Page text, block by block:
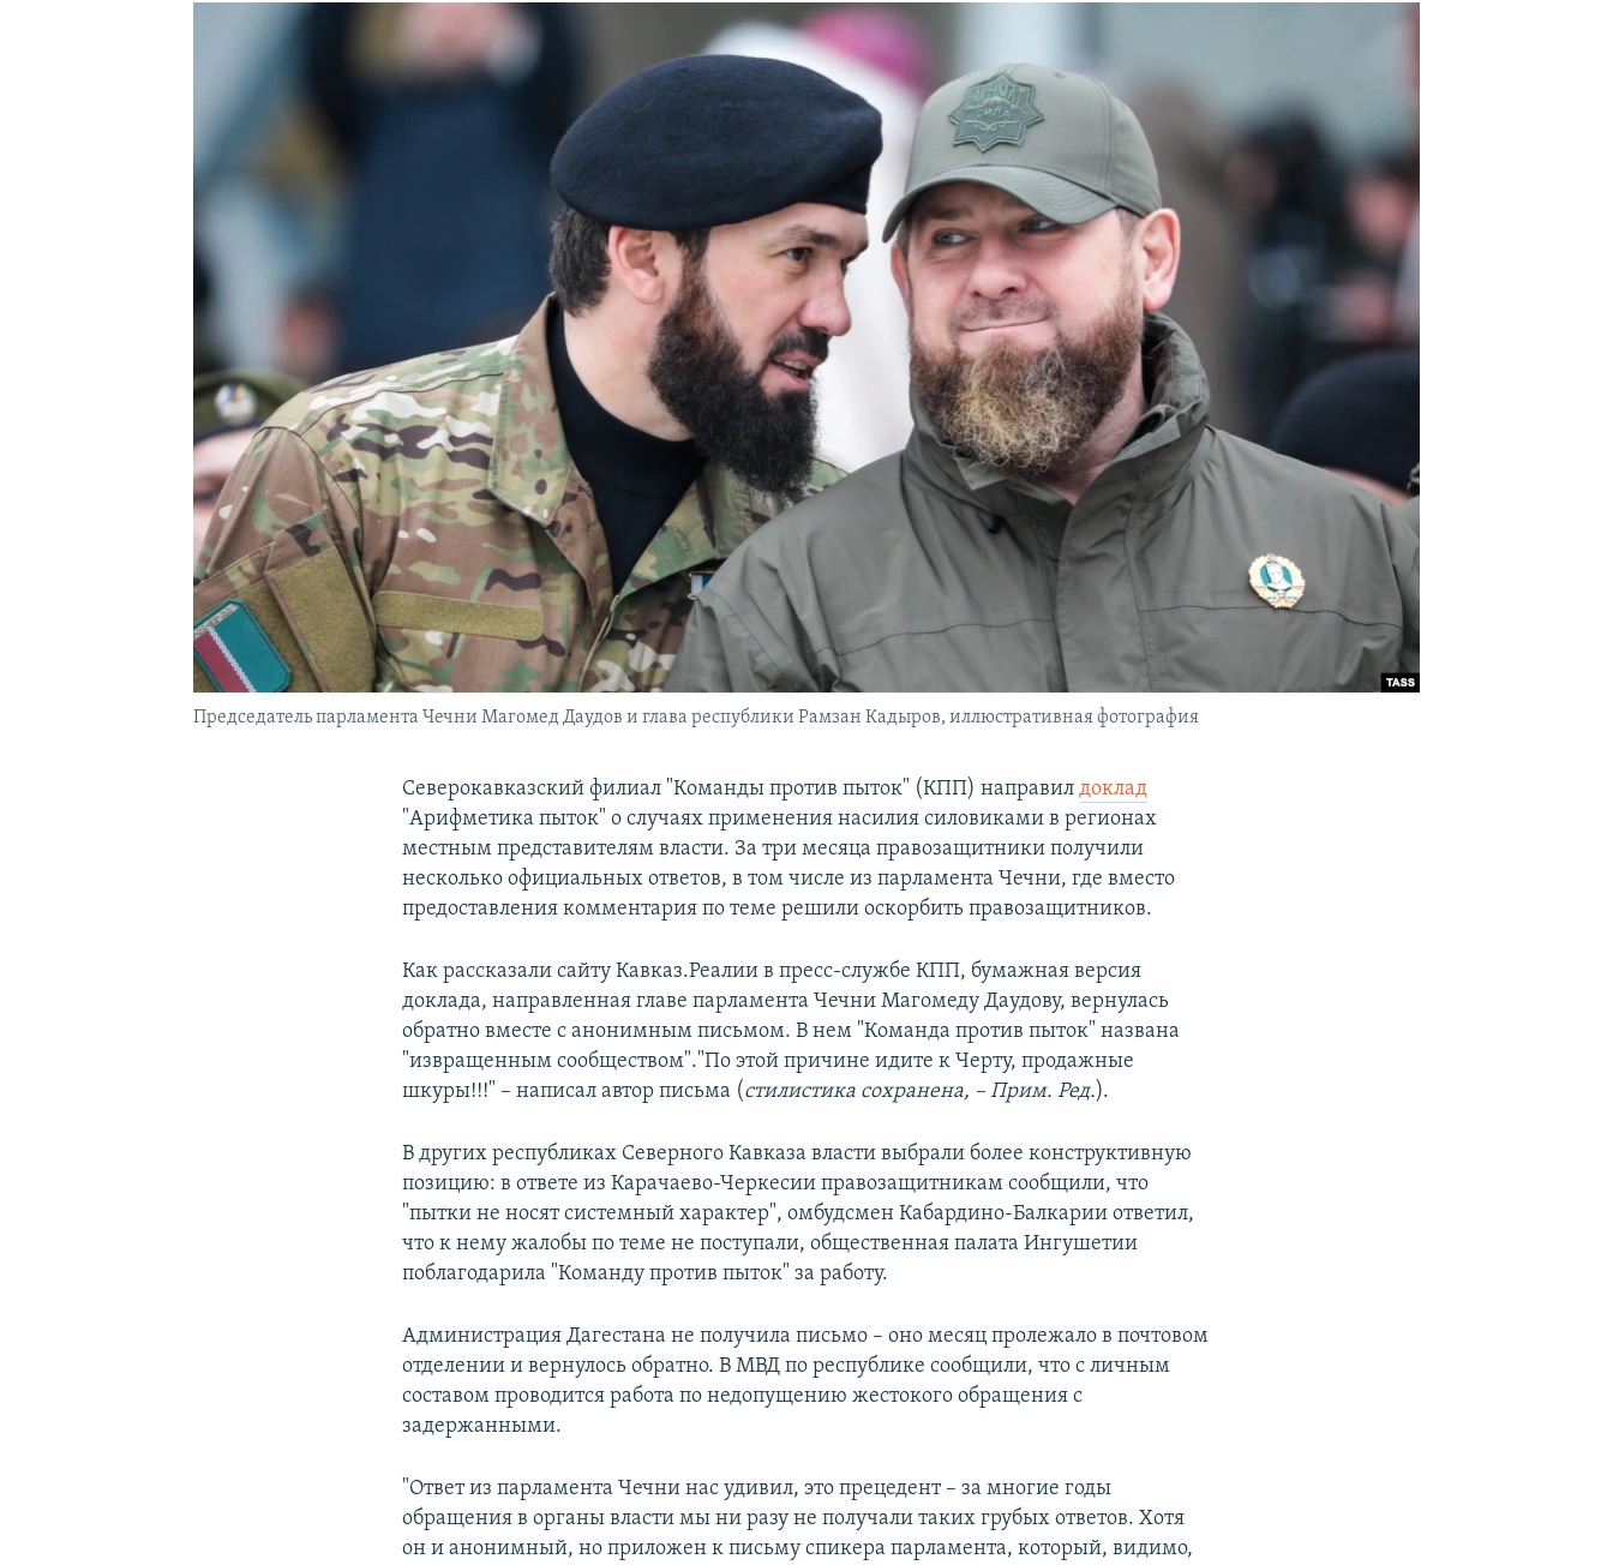
Председатель парламента Чечни Магомед Даудов и глава республики Рамзан Кадыров, иллюстративная фотография
Северокавказский филиал "Команды против пыток" (КПП) направилдоклад
"Арифметика пыток" о случаях применения насилия силовиками в регионах
местным представителям власти. За три месяца правозащитники получили
несколько официальных ответов, в том числе из парламента Чечни, где вместо
предоставления комментария по теме решили оскорбить правозащитников.
Как рассказали сайту Кавказ.Реалии в пресс-службе КПП, бумажная версия
доклада, направленная главе парламента Чечни Магомеду Даудову, вернулась
обратно вместе с анонимным письмом. В нем "Команда против пыток" названа
"извращенным сообществом"."По этой причине идите к Черту, продажные
шкуры!!!" – написал автор письма (стилистика сохранена, – Прим. Ред.).
В других республиках Северного Кавказа власти выбрали более конструктивную
позицию: в ответе из Карачаево-Черкесии правозащитникам сообщили, что
"пытки не носят системный характер", омбудсмен Кабардино-Балкарии ответил,
что к нему жалобы по теме не поступали, общественная палата Ингушетии
поблагодарила "Команду против пыток" за работу.
Администрация Дагестана не получила письмо – оно месяц пролежало в почтовом
отделении и вернулось обратно. В МВД по республике сообщили, что с личным
составом проводится работа по недопущению жестокого обращения с
задержанными.
"Ответ из парламента Чечни нас удивил, это прецедент – за многие годы
обращения в органы власти мы ни разу не получали таких грубых ответов. Хотя
он и анонимный, но приложен к письму спикера парламента, который, видимо,